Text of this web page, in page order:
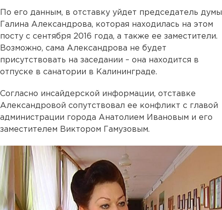
По его данным, в отставку уйдет председатель думы
Галина Александрова, которая находилась на этом
посту с сентября 2016 года, а также ее заместители.
Возможно, сама Александрова не будет
присутствовать на заседании – она находится в
отпуске в санатории в Калининграде.
Согласно инсайдерской информации, отставке
Александровой сопутствовал ее конфликт с главой
администрации города Анатолием Ивановым и его
заместителем Виктором Гамузовым.